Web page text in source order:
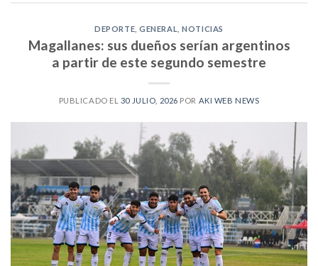
DEPORTE ,GENERAL ,NOTICIAS
Magallanes: sus dueños serían argentinos
a partir de este segundo semestre
PUBLICADO EL 30 JULIO, 2026 POR AKI WEB NEWS